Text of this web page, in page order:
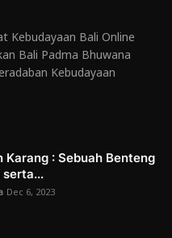
Kebudayaan Bali Online
Bali Padma Bhuwana
Kebudayaan
Karang : Sebuah Benteng
serta...
Dec 6, 2023